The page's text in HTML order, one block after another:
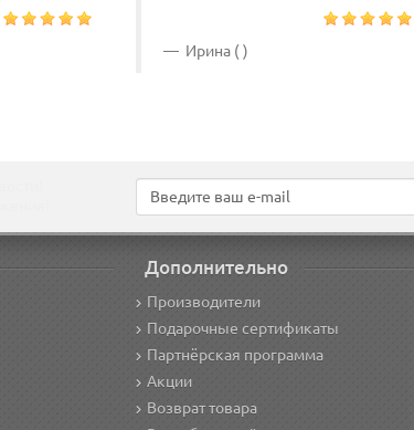
Ирина ( )
Дополнительно
Производители
Подарочные сертификаты
Партнёрская программа
Акции
Возврат товара